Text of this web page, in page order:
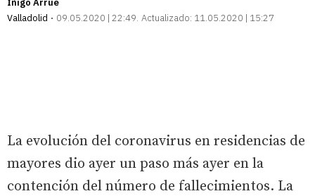
Valladolid
09.05.2020 | 22:49 Actualizado: 11.05.2020 | 15:27
La evolución del coronavirus en residencias de
mayores dio ayer un paso más ayer en la
contención del número de fallecimientos. La